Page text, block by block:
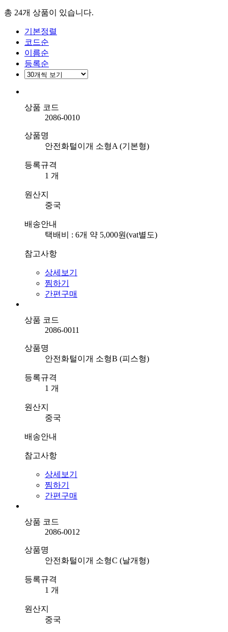
총 24개 상품이 있습니다.
기본정렬
코드순
이름순
등록순
상품 코드
2086-0010
상품명
안전화털이개 소형A (기본형)
등록규격
1 개
원산지
중국
배송안내
택배비 : 6개 약 5,000원(vat별도)
참고사항
상세보기
찜하기
간편구매
상품 코드
2086-0011
상품명
안전화털이개 소형B (피스형)
등록규격
1 개
원산지
중국
배송안내
참고사항
상세보기
찜하기
간편구매
상품 코드
2086-0012
상품명
안전화털이개 소형C (날개형)
등록규격
1 개
원산지
중국